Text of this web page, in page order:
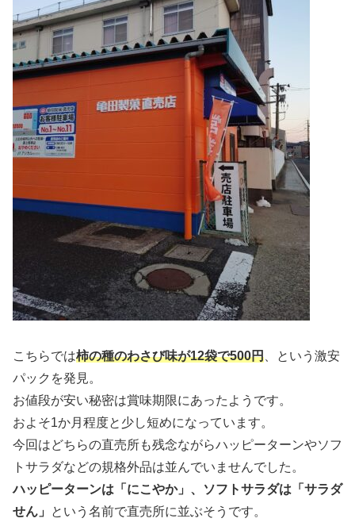
こちらでは柿の種のわさび味が12袋で500円 、という激安
パックを発見。
お値段が安い秘密は賞味期限にあったようです。
およそ1か月程度と少し短めになっています。
今回はどちらの直売所も残念ながらハッピーターンやソフ
トサラダなどの規格外品は並んでいませんでした。
ハッピーターンは「にこやか」、ソフトサラダは「サラダ
せん」
という名前で直売所に並ぶそうです。